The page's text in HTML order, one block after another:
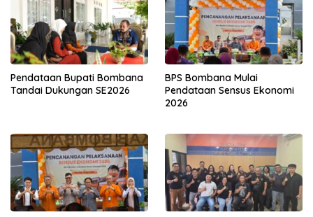
Pendataan Bupati Bombana
Tandai Dukungan SE2026
BPS Bombana Mulai
Pendataan Sensus Ekonomi
2026